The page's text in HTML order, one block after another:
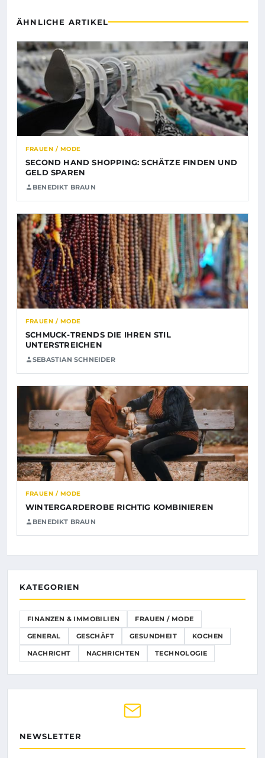
ÄHNLICHE ARTIKEL
FRAUEN / MODE
SECOND HAND SHOPPING: SCHÄTZE FINDEN UND
GELD SPAREN
BENEDIKT BRAUN
FRAUEN / MODE
SCHMUCK-TRENDS DIE IHREN STIL
UNTERSTREICHEN
SEBASTIAN SCHNEIDER
FRAUEN / MODE
WINTERGARDEROBE RICHTIG KOMBINIEREN
BENEDIKT BRAUN
KATEGORIEN
FINANZEN & IMMOBILIEN FRAUEN / MODE
GENERAL GESCHÄFT GESUNDHEIT KOCHEN
NACHRICHT NACHRICHTEN TECHNOLOGIE
NEWSLETTER